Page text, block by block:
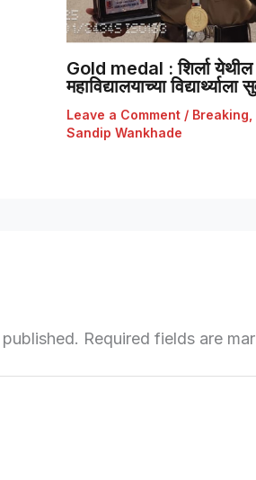
Gold medal : शिर्ला येथील
महाविद्यालयाच्या
Leave a Comment / Breaking
Sandip Wankhade
Required fields are